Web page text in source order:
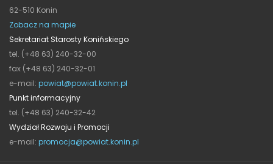
62-510 Konin
Zobacz na mapie
Sekretariat Starosty Konińskiego
tel. (+48 63) 240-32-00
fax (+48 63) 240-32-01
e-mail: powiat@powiat.konin.pl
Punkt informacyjny
tel. (+48 63) 240-32-42
Wydział Rozwoju i Promocji
e-mail: promocja@powiat.konin.pl